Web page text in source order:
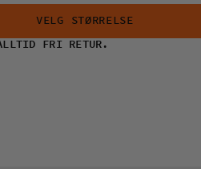
VELG STØRRELSE
FRI RETUR.